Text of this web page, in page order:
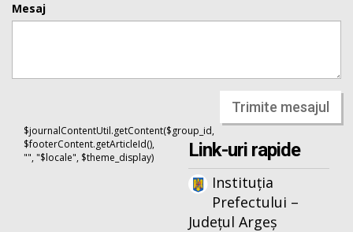
Mesaj
Trimite mesajul
$journalContentUtil.getContent($group_id,
$footerContent.getArticleId(),
"", "$locale", $theme_display)
Link-uri rapide
Instituția
Prefectului –
Județul Argeș